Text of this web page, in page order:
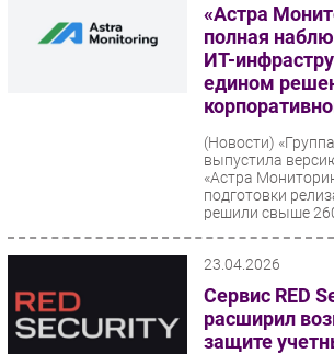
«Астра
полная
ИТ-
едином
(Новости)
выпустила
«Астра
подготовки
решили свыше 260
23.04.2026
Сервис RED
расширил
защите